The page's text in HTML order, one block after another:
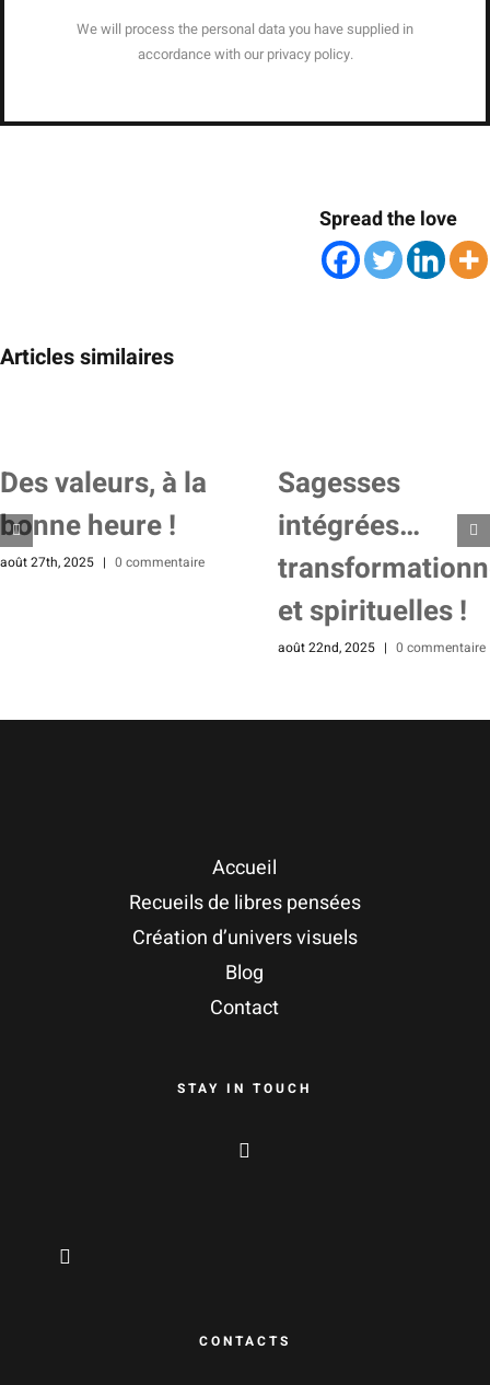
We will process the personal data you have supplied in
accordance with our privacy policy.
Spread the love
Articles similaires
Des valeurs, à la
bonne heure !
août 27th, 2025 | 0 commentaire
Sagesses
intégrées…
et spirituelles !
août 22nd, 2025 | 0 commentaire
Accueil
Recueils de libres pensées
Création d’univers visuels
Blog
Contact
STAY IN TOUCH
CONTACTS